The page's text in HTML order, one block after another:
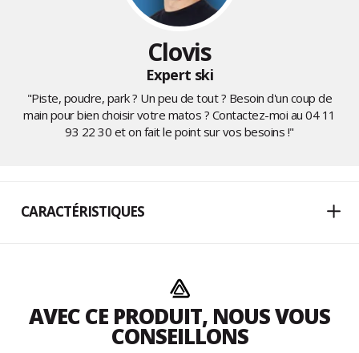
Clovis
Expert ski
"Piste, poudre, park ? Un peu de tout ? Besoin d'un coup de
main pour bien choisir votre matos ? Contactez-moi au04 11
93 22 30 et on fait le point sur vos besoins !"
CARACTÉRISTIQUES
AVEC CE PRODUIT, NOUS VOUS
CONSEILLONS